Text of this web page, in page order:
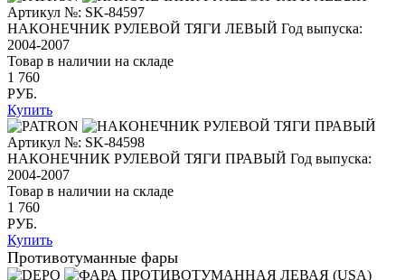
Артикул №: SK-84597
НАКОНЕЧНИК РУЛЕВОЙ ТЯГИ ЛЕВЫЙ Год выпуска:
2004-2007
Товар в наличии на складе
1 760
РУБ.
Купить
Артикул №: SK-84598
НАКОНЕЧНИК РУЛЕВОЙ ТЯГИ ПРАВЫЙ Год выпуска:
2004-2007
Товар в наличии на складе
1 760
РУБ.
Купить
Противотуманные фары